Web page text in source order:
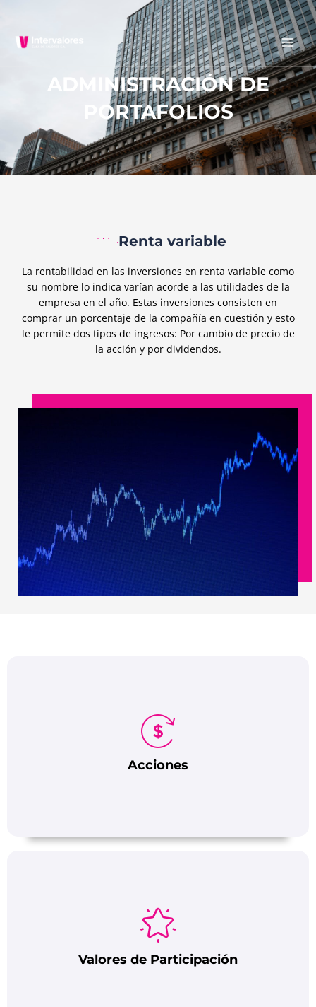
contenido
ADMINISTRACIÓN DE
PORTAFOLIOS
Renta variable
La rentabilidad en las inversiones en renta variable como
su nombre lo indica varían acorde a las utilidades de la
empresa en el año. Estas inversiones consisten en
comprar un porcentaje de la compañía en cuestión y esto
le permite dos tipos de ingresos: Por cambio de precio de
la acción y por dividendos.
Acciones
Valores de Participación